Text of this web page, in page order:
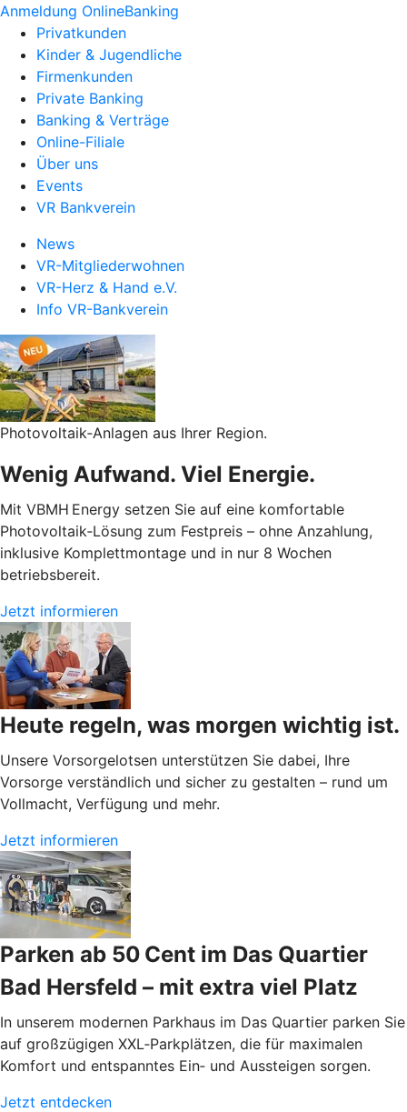
Anmeldung OnlineBanking
Privatkunden
Kinder & Jugendliche
Firmenkunden
Private Banking
Banking & Verträge
Online-Filiale
Über uns
Events
VR Bankverein
News
VR-Mitgliederwohnen
VR-Herz & Hand e.V.
Info VR-Bankverein
Photovoltaik‑Anlagen aus Ihrer Region.
Wenig Aufwand. Viel Energie.
Mit VBMH Energy setzen Sie auf eine komfortable
Photovoltaik‑Lösung zum Festpreis – ohne Anzahlung,
inklusive Komplettmontage und in nur 8 Wochen
betriebsbereit.
Jetzt informieren
Heute regeln, was morgen wichtig ist.
Unsere Vorsorgelotsen unterstützen Sie dabei, Ihre
Vorsorge verständlich und sicher zu gestalten – rund um
Vollmacht, Verfügung und mehr.
Jetzt informieren
Parken ab 50 Cent im Das Quartier
Bad Hersfeld – mit extra viel Platz
In unserem modernen Parkhaus im Das Quartier parken Sie
auf großzügigen XXL‑Parkplätzen, die für maximalen
Komfort und entspanntes Ein‑ und Aussteigen sorgen.
Jetzt entdecken